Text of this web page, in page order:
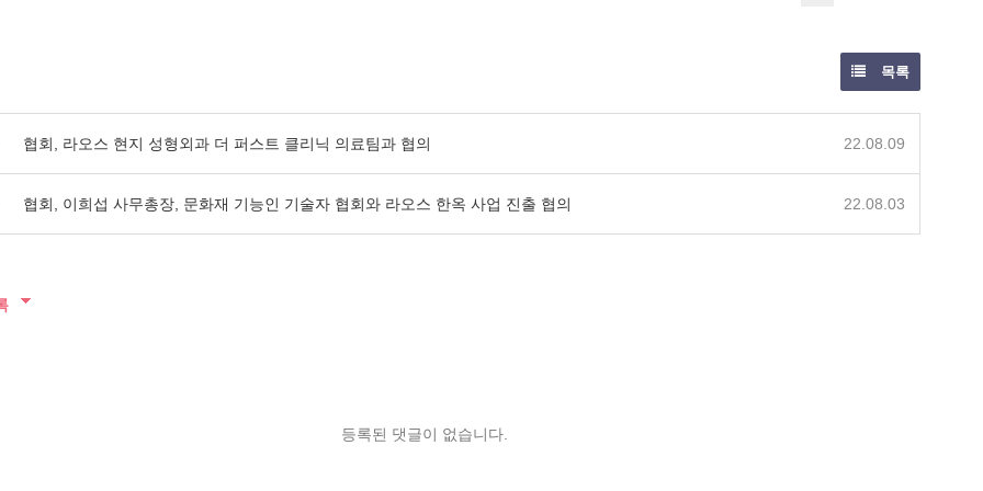
목록
협회, 라오스 현지 성형외과 더 퍼스트 클리닉 의료팀과 협의 22.08.09
협회, 이희섭 사무총장, 문화재 기능인 기술자 협회와 라오스 한옥 사업 진출 협의 22.08.03
등록된 댓글이 없습니다.